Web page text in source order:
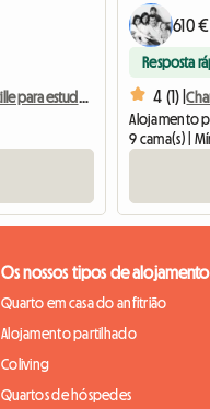
Apartamento estúdio mobiliado em Bastille para estudantes, estagiários ou viajantes a negócios.
610
Resposta
4 (1) |
Alojamento
9 cama(s) |
Os nossos tipos de alojamento
Quarto em casa do anfitrião
Alojamento partilhado
Coliving
Quartos de hóspedes